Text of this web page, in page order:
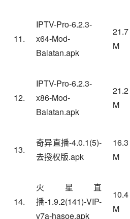
11.
IPTV-Pro-6.2.3-
x64-Mod-
Balatan.apk
21.7
M
12.
IPTV-Pro-6.2.3-
x86-Mod-
Balatan.apk
21.2
M
13.
奇异直播-4.0.1(5)-
去授权版.apk
16.3
M
14.
火星直
播-1.9.2(141)-VIP-
v7a-hasoe.apk
10.4
M